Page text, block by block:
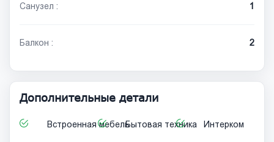
Санузел : 1
Балкон : 2
Дополнительные детали
Встроенная мебельБытовая техника Интерком